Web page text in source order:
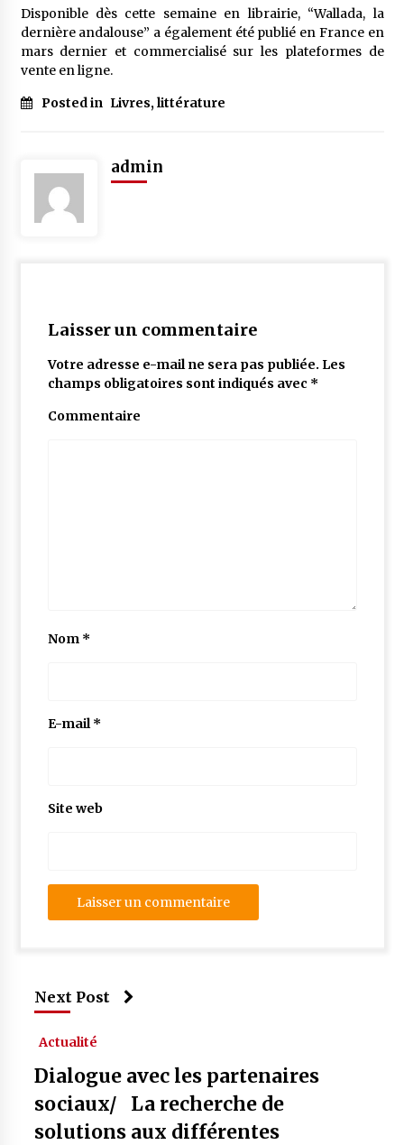
Disponible dès cette semaine en librairie, “Wallada, la
dernière andalouse” a également été publié en France en
mars dernier et commercialisé sur les plateformes de
vente en ligne.
Posted in Livres, littérature
admin
Laisser un commentaire
Votre adresse e-mail ne sera pas publiée. Les
champs obligatoires sont indiqués avec *
Commentaire
Nom *
E-mail*
Site web
Next Post
Actualité
Dialogue avec les partenaires
sociaux/ La recherche de
solutions aux différentes